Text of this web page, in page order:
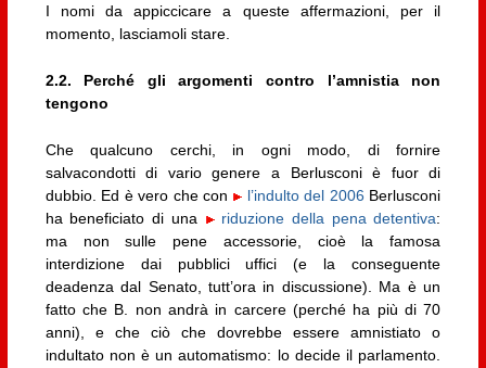
I nomi da appiccicare a queste affermazioni, per il
momento, lasciamoli stare.
2.2. Perché gli argomenti contro l’amnistia non
tengono
Che qualcuno cerchi, in ogni modo, di fornire
salvacondotti di vario genere a Berlusconi è fuor di
dubbio. Ed è vero che con
l’indulto del 2006 Berlusconi
ha beneficiato di una
riduzione della pena detentiva:
ma non sulle pene accessorie, cioè la famosa
interdizione dai pubblici uffici (e la conseguente
deadenza dal Senato, tutt’ora in discussione). Ma è un
fatto che B. non andrà in carcere (perché ha più di 70
anni), e che ciò che dovrebbe essere amnistiato o
indultato non è un automatismo: lo decide il parlamento.